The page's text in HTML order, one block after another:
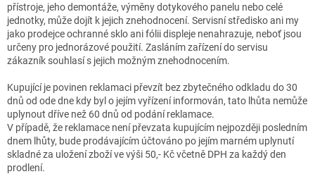
přístroje, jeho demontáže, výměny dotykového panelu nebo celé
jednotky, může dojít k jejich znehodnocení. Servisní středisko ani my
jako prodejce ochranné sklo ani fólii displeje nenahrazuje, neboť jsou
určeny pro jednorázové použití. Zasláním zařízení do servisu
zákazník souhlasí s jejich možným znehodnocením.
Kupující je povinen reklamaci převzít bez zbytečného odkladu do 30
dnů od ode dne kdy byl o jejím vyřízení informován, tato lhůta nemůže
uplynout dříve než 60 dnů od podání reklamace.
V případě, že reklamace není převzata kupujícím nejpozději posledním
dnem lhůty, bude prodávajícím účtováno po jejím marném uplynutí
skladné za uložení zboží ve výši 50,- Kč včetně DPH za každý den
prodlení.